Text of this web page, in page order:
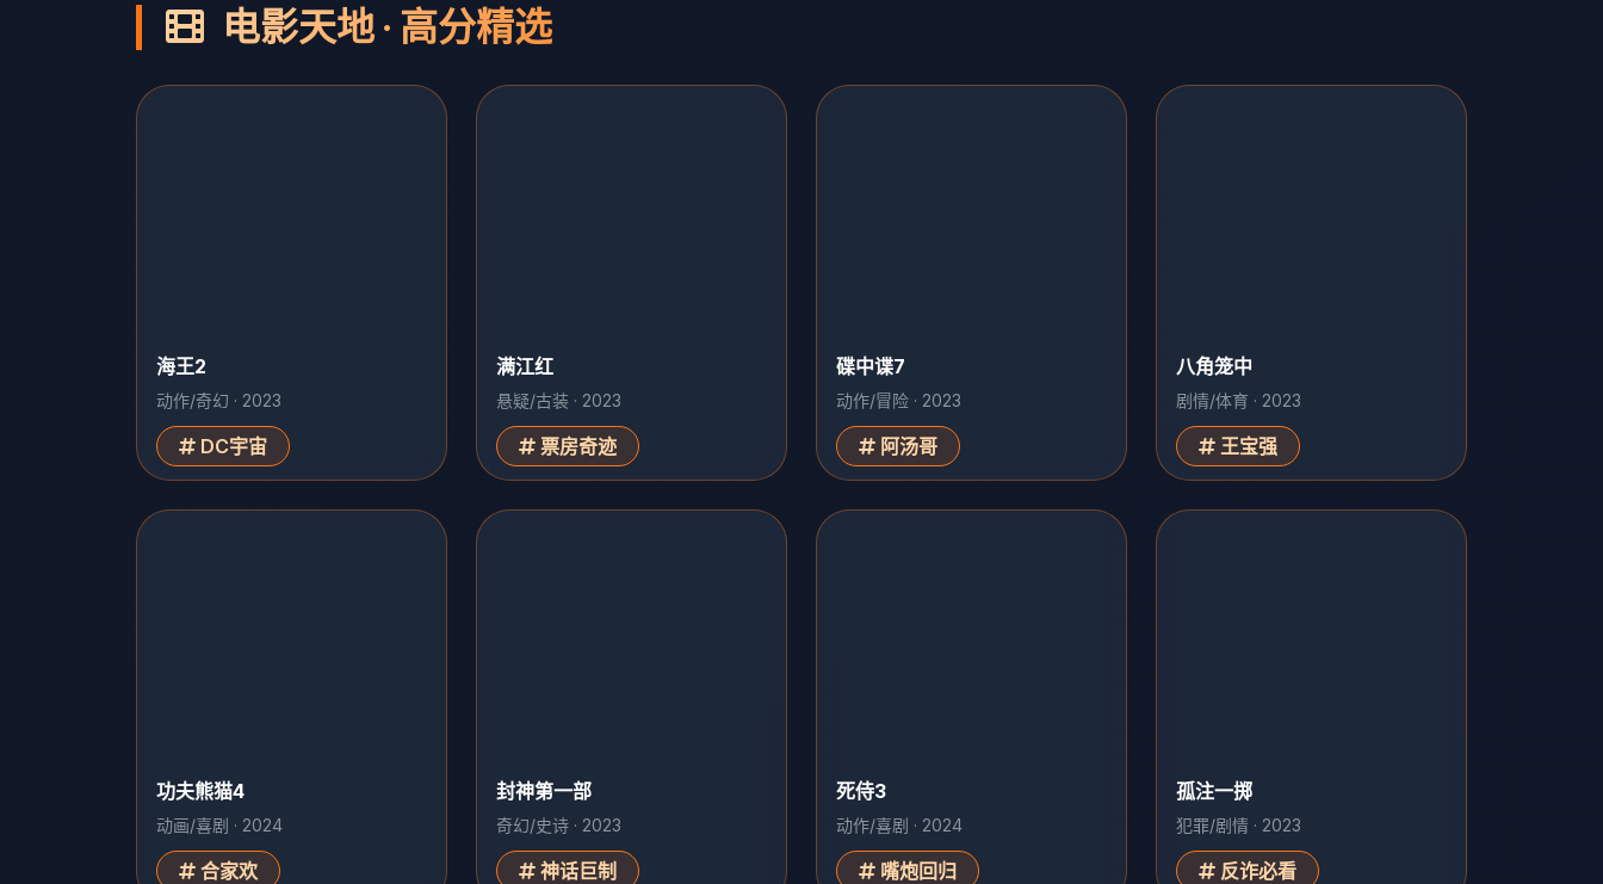
电影天地 · 高分精选
海王2
动作/奇幻 · 2023
DC宇宙
满江红
悬疑/古装 · 2023
票房奇迹
碟中谍7
动作/冒险 · 2023
阿汤哥
八角笼中
剧情/体育 · 2023
王宝强
功夫熊猫4
动画/喜剧 · 2024
合家欢
封神第一部
奇幻/史诗 · 2023
神话巨制
死侍3
动作/喜剧 · 2024
嘴炮回归
孤注一掷
犯罪/剧情 · 2023
反诈必看